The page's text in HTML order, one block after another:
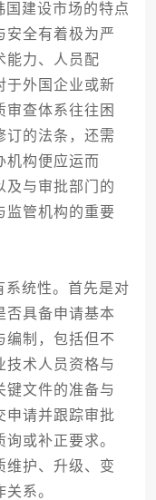
建设市场的特点
安全有着极为严
能力、人员配
于外国企业或新
查体系往往困
订的法条，还需
机构便应运而
及与审批部门的
监管机构的重要
统性。首先是对
否具备申请基本
编制，包括但不
技术人员资格与
键文件的准备与
申请并跟踪审批
或补正要求。
维护、升级、变
系。